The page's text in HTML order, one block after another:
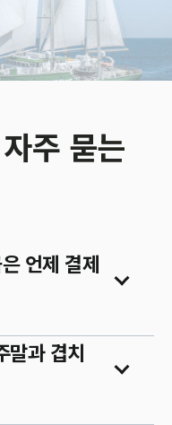
주 묻는
언제 결제
말과 겹치